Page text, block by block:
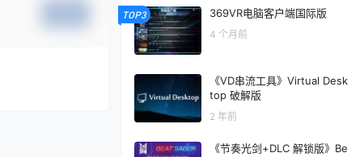
TOP3 369VR电脑客户端国际版
4 个月前
《VD串流工具》Virtual Desk
top 破解版
2 年前
《节奏光剑+DLC 解锁版》Be